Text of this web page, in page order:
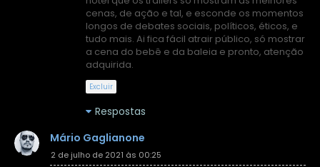
cenas, de ação e tal, e esconde os momentos
longos de debates sociais, políticos, éticos, e
tudo mais. Ai fica fácil atrair público, só mostrar
a cena do bebê e da baleia e pronto, atenção
adquirida.
Excluir
Respostas
Mário Gaglianone
2 de julho de 2021 às 00:25